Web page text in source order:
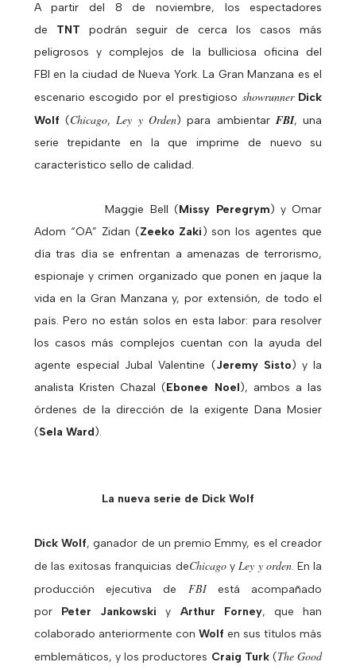
A partir del 8 de noviembre, los espectadores
de TNT podrán seguir de cerca los casos más
peligrosos y complejos de la bulliciosa oficina del
FBI en la ciudad de Nueva York. La Gran Manzana es el
escenario escogido por el prestigioso showrunner Dick
Wolf (Chicago,Ley y Orden) para ambientarFBI, una
serie trepidante en la que imprime de nuevo su
característico sello de calidad.
Maggie Bell (Missy Peregrym) y Omar
Adom “OA” Zidan (Zeeko Zaki) son los agentes que
día tras día se enfrentan a amenazas de terrorismo,
espionaje y crimen organizado que ponen en jaque la
vida en la Gran Manzana y, por extensión, de todo el
país. Pero no están solos en esta labor: para resolver
los casos más complejos cuentan con la ayuda del
agente especial Jubal Valentine (Jeremy Sisto) y la
analista Kristen Chazal (Ebonee Noel), ambos a las
órdenes de la dirección de la exigente Dana Mosier
(Sela Ward).
La nueva serie de Dick Wolf
Dick Wolf, ganador de un premio Emmy, es el creador
de las exitosas franquicias deChicagoyLey y orden. En la
producción ejecutiva de FBIestá acompañado
por Peter Jankowski y Arthur Forney, que han
colaborado anteriormente con Wolf en sus títulos más
emblemáticos, y los productores Craig Turk(The Good